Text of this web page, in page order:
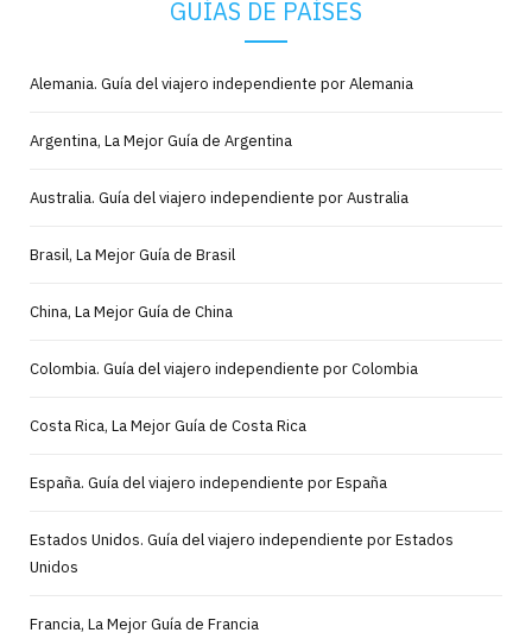
GUÍAS DE PAÍSES
Alemania. Guía del viajero independiente por Alemania
Argentina, La Mejor Guía de Argentina
Australia. Guía del viajero independiente por Australia
Brasil, La Mejor Guía de Brasil
China, La Mejor Guía de China
Colombia. Guía del viajero independiente por Colombia
Costa Rica, La Mejor Guía de Costa Rica
España. Guía del viajero independiente por España
Estados Unidos. Guía del viajero independiente por Estados
Unidos
Francia, La Mejor Guía de Francia